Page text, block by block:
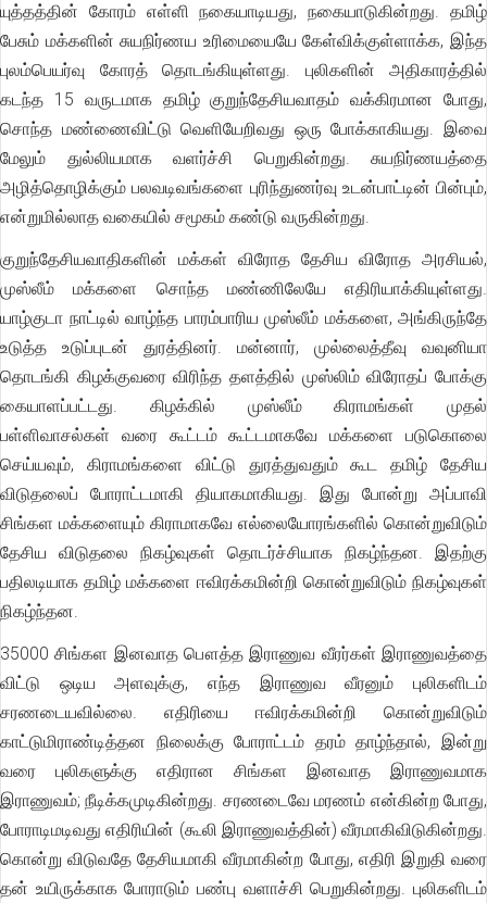
யுத்தத்தின் கோரம் எள்ளி நகையாடியது, நகையாடுகின்றது. தமிழ்
பேசும் மக்களின் சுயநிர்ணய உரிமையையே கேள்விக்குள்ளாக்க, இந்த
புலம்பெயர்வு கோரத் தொடங்கியுள்ளது. புலிகளின் அதிகாரத்தில்
கடந்த 15 வருடமாக தமிழ் குறுந்தேசியவாதம் வக்கிரமான போது,
சொந்த மண்ணைவிட்டு வெளியேறிவது ஒரு போக்காகியது. இவை
மேலும் துல்லியமாக வளர்ச்சி பெறுகின்றது. சுயநிர்ணயத்தை
அழித்தொழிக்கும் பலவடிவங்களை புரிந்துணர்வு உடன்பாட்டின் பின்பும்,
என்றுமில்லாத வகையில் சமூகம் கண்டு வருகின்றது.
குறுந்தேசியவாதிகளின் மக்கள் விரோத தேசிய விரோத அரசியல்,
முஸ்லீம் மக்களை சொந்த மண்ணிலேயே எதிரியாக்கியுள்ளது.
யாழ்குடா நாட்டில் வாழ்ந்த பாரம்பாரிய முஸ்லீம் மக்களை, அங்கிருந்தே
உடுத்த உடுப்புடன் துரத்தினர். மன்னார், முல்லைத்தீவு வவுனியா
தொடங்கி கிழக்குவரை விரிந்த தளத்தில் முஸ்லிம் விரோதப் போக்கு
கையாளப்பட்டது. கிழக்கில் முஸ்லீம் கிராமங்கள் முதல்
பள்ளிவாசல்கள் வரை கூட்டம் கூட்டமாகவே மக்களை படுகொலை
செய்யவும், கிராமங்களை விட்டு துரத்துவதும் கூட தமிழ் தேசிய
விடுதலைப் போராட்டமாகி தியாகமாகியது. இது போன்று அப்பாவி
சிங்கள மக்களையும் கிராமாகவே எல்லையோரங்களில் கொன்றுவிடும்
தேசிய விடுதலை நிகழ்வுகள் தொடர்ச்சியாக நிகழ்ந்தன. இதற்கு
பதிலடியாக தமிழ் மக்களை ஈவிரக்கமின்றி கொன்றுவிடும் நிகழ்வுகள்
நிகழ்ந்தன.
35000 சிங்கள இனவாத பௌத்த இராணுவ வீரர்கள் இராணுவத்தை
விட்டு ஒடிய அளவுக்கு, எந்த இராணுவ வீரனும் புலிகளிடம்
சரணடையவில்லை. எதிரியை ஈவிரக்கமின்றி கொன்றுவிடும்
காட்டுமிராண்டித்தன நிலைக்கு போராட்டம் தரம் தாழ்ந்தால், இன்று
வரை புலிகளுக்கு எதிரான சிங்கள இனவாத இராணுவமாக
இராணுவம்; நீடிக்கமுடிகின்றது. சரணடைவே மரணம் என்கின்ற போது,
போராடிமடிவது எதிரியின் (கூலி இராணுவத்தின்) வீரமாகிவிடுகின்றது.
கொன்று விடுவதே தேசியமாகி வீரமாகின்ற போது, எதிரி இறுதி வரை
தன் உயிருக்காக போராடும் பண்பு வளாச்சி பெறுகின்றது. புலிகளிடம்